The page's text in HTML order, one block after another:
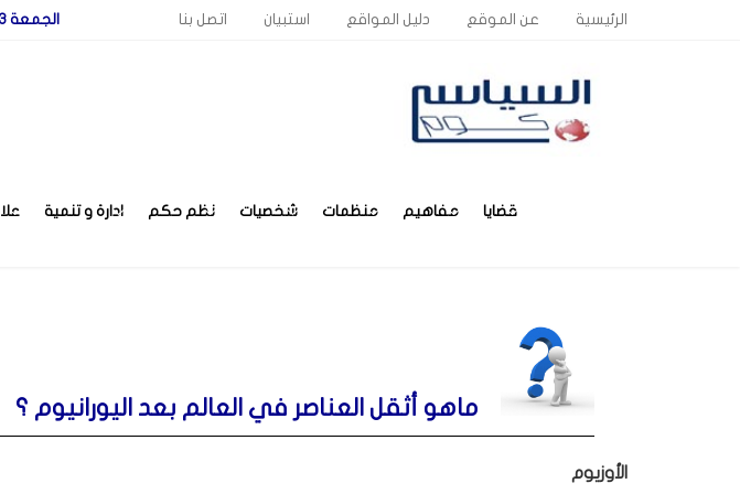
الرئيسية عن الموقع دليل المواقع استبيان اتصل بنا الجمعة 23 صفر 1448 الموافق لـ 7 أغسطس 2026
قضايا مفاهيم منظمات شخصيات نظم حكم ادارة و تنمية
ماهو أثقل العناصر في العالم بعد اليورانيوم ؟
الأوزيوم